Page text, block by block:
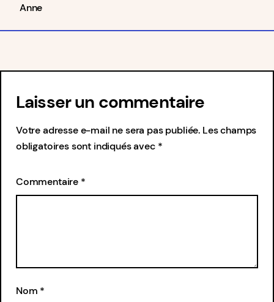
Anne
Laisser un commentaire
Votre adresse e-mail ne sera pas publiée. Les champs
obligatoires sont indiqués avec *
Commentaire *
Nom *